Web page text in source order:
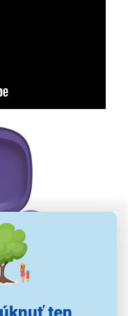
JBL